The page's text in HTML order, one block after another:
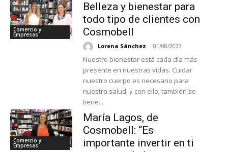
Comercio y
Empresas
Belleza y bienestar para
todo tipo de clientes con
Cosmobell
Lorena Sánchez - 01/08/2023
Nuestro bienestar está cada día más
presente en nuestras vidas. Cuidar
nuestro cuerpo es necesario para
nuestra salud, y con ello, también se
tiene...
Comercio y
Empresas
María Lagos, de
Cosmobell: “Es
importante invertir en ti